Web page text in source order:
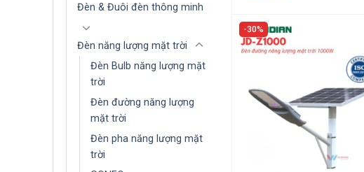
Đèn & Đuôi đèn thông minh
Đèn năng lượng mặt trời
Đèn Bulb năng lượng mặt
trời
Đèn đường năng lượng
mặt trời
Đèn pha năng lượng mặt
trời
30%